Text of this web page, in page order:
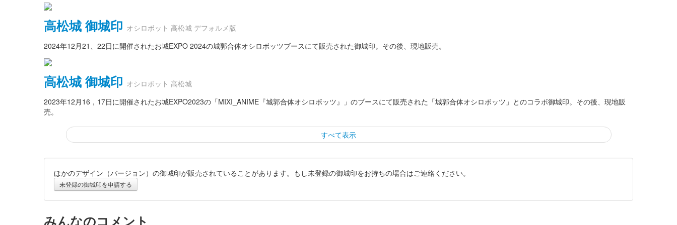
高松城 御城印 オシロボット 高松城 デフォルメ版
2024年12月21、22日に開催されたお城EXPO 2024の城郭合体オシロボッツブースにて販売された御城印。その後、現地販売。
高松城 御城印 オシロボット 高松城
2023年12月16，17日に開催されたお城EXPO2023の「MIXI_ANIME『城郭合体オシロボッツ』」のブースにて販売された「城郭合体オシロボッツ」とのコラボ御城印。その後、現地販
売。
すべて表示
高松城 御城印 桜御門完成記念・切り絵版
販売終了
ほかのデザイン（バージョン）の御城印が販売されていることがあります。もし未登録の御城印をお持ちの場合はご連絡ください。
未登録の御城印を申請する
みんなのコメント